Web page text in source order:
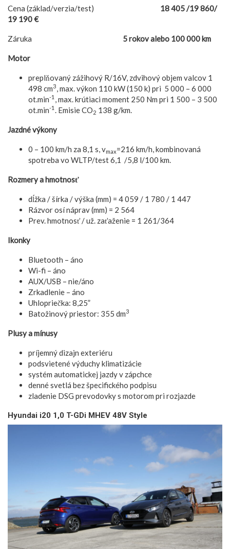
Cena (základ/verzia/test) 18 405 /19 860/
19 190 €
Záruka 5 rokov alebo 100 000 km
Motor
preplňovaný zážihový R/16V, zdvihový objem valcov 1
498 cm3, max. výkon 110 kW (150 k) pri 5 000 – 6 000
ot.min-1 , max. krútiaci moment 250 Nm pri 1 500 – 3 500
ot.min-1 . Emisie CO2 138 g/km.
Jazdné výkony
0 – 100 km/h za 8,1 s, vmax=216 km/h, kombinovaná
spotreba vo WLTP/test 6,1 /5,8 l/100 km.
Rozmery a hmotnosť
dĺžka / šírka / výška (mm) = 4 059 / 1 780 / 1 447
Rázvor osí náprav (mm) = 2 564
Prev. hmotnosť / už. zaťaženie = 1 261/364
Ikonky
Bluetooth – áno
Wi-fi – áno
AUX/USB – nie/áno
Zrkadlenie – áno
Uhlopriečka: 8,25”
Batožinový priestor: 355 dm3
Plusy a mínusy
príjemný dizajn exteriéru
podsvietené výduchy klimatizácie
systém automatickej jazdy v zápchce
denné svetlá bez špecifického podpisu
zladenie DSG prevodovky s motorom pri rozjazde
Hyundai i20 1,0 T-GDi MHEV 48V Style